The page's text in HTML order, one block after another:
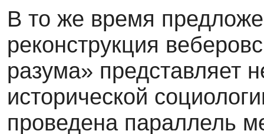
В то же время
реконструкция
разума» представляет
исторической
проведена параллель